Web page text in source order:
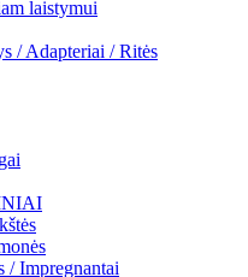
laistymui
/ Adapteriai / Ritės
/ Impregnantai